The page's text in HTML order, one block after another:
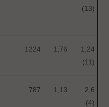
(13)
1224 1,76
1,24
(11)
787 1,13
2,6
(4)